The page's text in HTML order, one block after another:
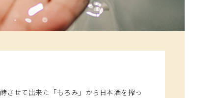
させて出来た「もろみ」から日本酒を搾っ